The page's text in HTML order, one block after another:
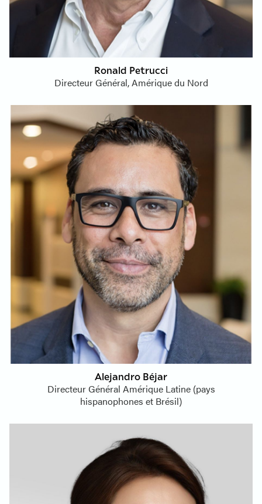
Ronald Petrucci
Directeur Général, Amérique du Nord
Alejandro Béjar
Directeur Général Amérique Latine (pays
hispanophones et Brésil)